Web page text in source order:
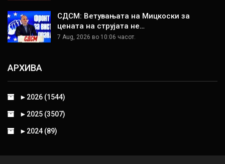
СДСМ: Ветувањата на Мицкоски за
цената на струјата не…
7 Aug, 2026 во 10:06 часот.
АРХИВА
► 2026 (1544)
► 2025 (3507)
► 2024 (89)